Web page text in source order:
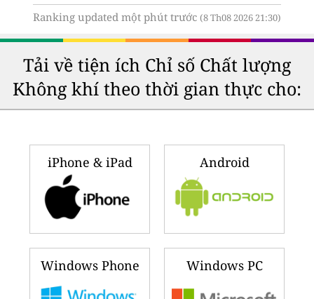
Ranking updated một phút trước (8 Th08 2026 21:30)
Tải về tiện ích Chỉ số Chất lượng
Không khí theo thời gian thực cho:
iPhone & iPad Android
Windows Phone Windows PC